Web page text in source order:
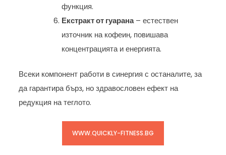
функция.
Екстракт от гуарана– естествен
източник на кофеин, повишава
концентрацията и енергията.
Всеки компонент работи в синергия с останалите, за
да гарантира бърз, но здравословен ефект на
редукция на теглото.
WWW.QUICKLY-FITNESS.BG